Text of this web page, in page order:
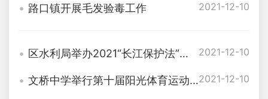
路口镇开展毛发验毒工作 2021-12-10
区水利局举办2021“长江保护法”宣传暨冬季长跑比赛主题活动 2021-12-10
文桥中学举行第十届阳光体育运动会2021-12-10